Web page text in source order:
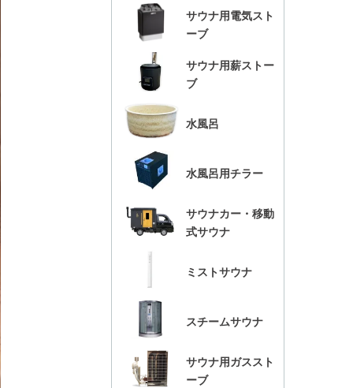
サウナ用電気スト
ーブ
サウナ用薪ストー
ブ
水風呂
水風呂用チラー
サウナカー・移動
式サウナ
ミストサウナ
スチームサウナ
サウナ用ガススト
ーブ